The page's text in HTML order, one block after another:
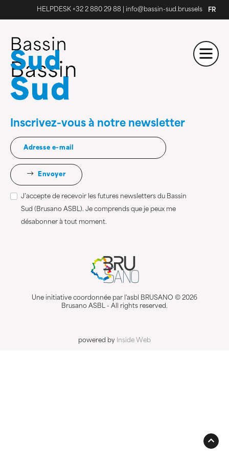
HELPDESK +32 2 880 29 88 info@bassin-sud.brussels FR
Inscrivez-vous à notre newsletter
Envoyer
J’accepte de recevoir les futures newsletters du Bassin
Sud (Brusano ASBL). Je comprends que je peux me
désabonner à tout moment.
Une initiative coordonnée par l'asbl BRUSANO © 2026
Brusano ASBL - All rights reserved.
powered by Inside Web